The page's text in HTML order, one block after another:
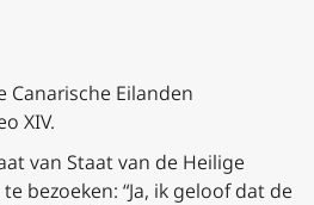
Canarische Eilanden
XIV.
van Staat van de Heilige
bezoeken: “Ja, ik geloof dat de